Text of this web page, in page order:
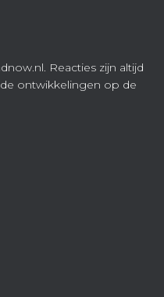
Reacties zijn altijd
ontwikkelingen op de